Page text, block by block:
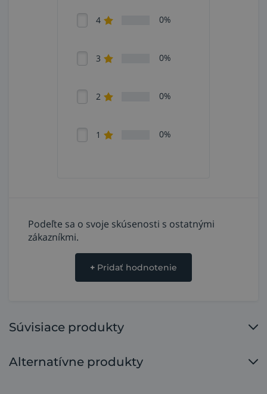
4 0%
3 0%
2 0%
1 0%
Podeľte sa o svoje skúsenosti s ostatnými
zákazníkmi.
+ Pridať hodnotenie
Súvisiace produkty
Alternatívne produkty